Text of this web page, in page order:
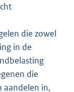
die zowel
in de
die
aandelen in,